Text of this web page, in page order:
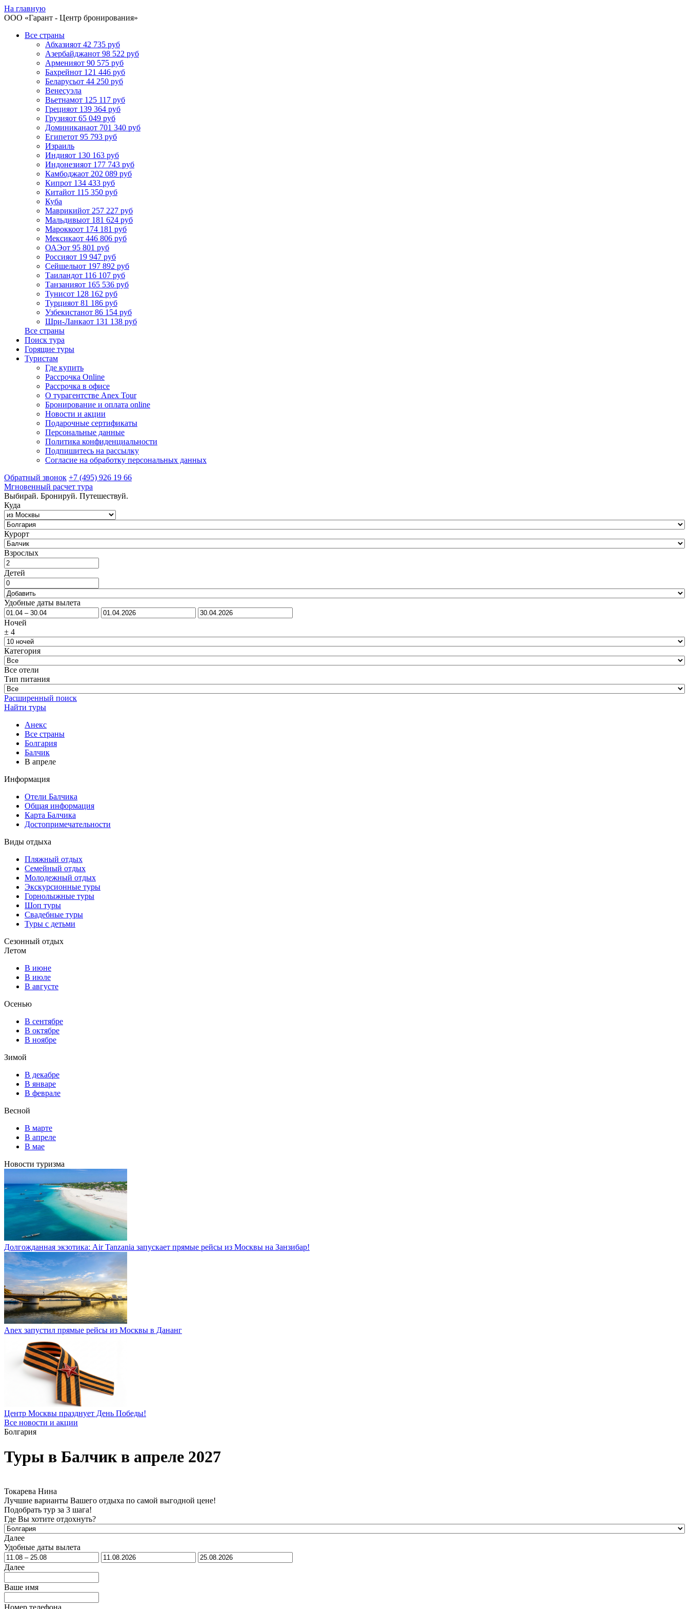
На главную
ООО «Гарант - Центр бронирования»
Все страны
Абхазияот 42 735 руб
Азербайджанот 98 522 руб
Арменияот 90 575 руб
Бахрейнот 121 446 руб
Беларусьот 44 250 руб
Венесуэла
Вьетнамот 125 117 руб
Грецияот 139 364 руб
Грузияот 65 049 руб
Доминиканаот 701 340 руб
Египетот 95 793 руб
Израиль
Индияот 130 163 руб
Индонезияот 177 743 руб
Камбоджаот 202 089 руб
Кипрот 134 433 руб
Китайот 115 350 руб
Куба
Маврикийот 257 227 руб
Мальдивыот 181 624 руб
Мароккоот 174 181 руб
Мексикаот 446 806 руб
ОАЭот 95 801 руб
Россияот 19 947 руб
Сейшелыот 197 892 руб
Таиландот 116 107 руб
Танзанияот 165 536 руб
Тунисот 128 162 руб
Турцияот 81 186 руб
Узбекистанот 86 154 руб
Шри-Ланкаот 131 138 руб
Все страны
Поиск тура
Горящие туры
Туристам
Где купить
Рассрочка Online
Рассрочка в офисе
О турагентстве Anex Tour
Бронирование и оплата online
Новости и акции
Подарочные сертификаты
Персональные данные
Политика конфиденциальности
Подпишитесь на рассылку
Согласие на обработку персональных данных
Обратный звонок +7 (495) 926 19 66
Мгновенный расчет тура
Выбирай. Бронируй. Путешествуй.
Куда
Курорт
Взрослых
Детей
Удобные даты вылета
Ночей
± 4
Категория
Все отели
Тип питания
Расширенный поиск
Найти туры
Анекс
Все страны
Болгария
Балчик
В апреле
Информация
Отели Балчика
Общая информация
Карта Балчика
Достопримечательности
Виды отдыха
Пляжный отдых
Семейный отдых
Молодежный отдых
Экскурсионные туры
Горнолыжные туры
Шоп туры
Свадебные туры
Туры с детьми
Сезонный отдых
Летом
В июне
В июле
В августе
Осенью
В сентябре
В октябре
В ноябре
Зимой
В декабре
В январе
В феврале
Весной
В марте
В апреле
В мае
Новости туризма
Долгожданная экзотика: Air Tanzania запускает прямые рейсы из Москвы на Занзибар!
Anex запустил прямые рейсы из Москвы в Дананг
Центр Москвы празднует День Победы!
Все новости и акции
Болгария
Туры в Балчик в апреле 2027
Токарева Нина
Лучшие варианты Вашего отдыха по самой выгодной цене!
Подобрать тур за 3 шага!
Где Вы хотите отдохнуть?
Далее
Удобные даты вылета
Далее
Ваше имя
Номер телефона